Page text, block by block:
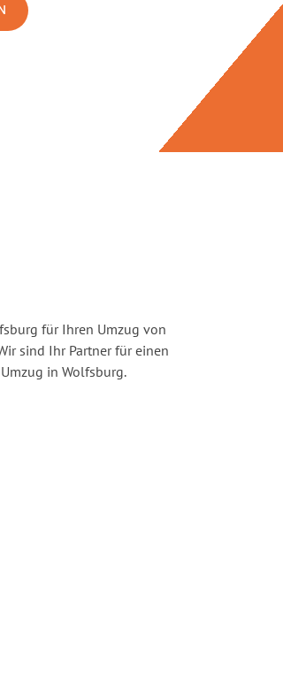
für Ihren Umzug von
sind Ihr Partner für einen
in Wolfsburg.